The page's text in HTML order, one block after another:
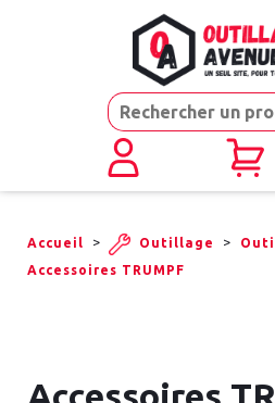
Accueil > Outillage >
Accessoires TRUMPF